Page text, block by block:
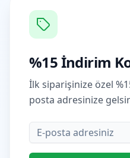
%15 İndirim
İlk siparişinize özel
posta adresinize
E-posta